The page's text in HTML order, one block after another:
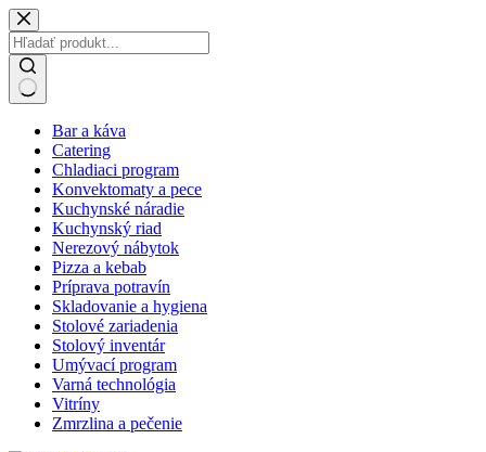
Skip
to
content
results Bar a káva
Catering
Chladiaci program
Konvektomaty a pece
Kuchynské náradie
Kuchynský riad
Nerezový nábytok
Pizza a kebab
Príprava potravín
Skladovanie a hygiena
Stolové zariadenia
Stolový inventár
Umývací program
Varná technológia
Vitríny
Zmrzlina a pečenie